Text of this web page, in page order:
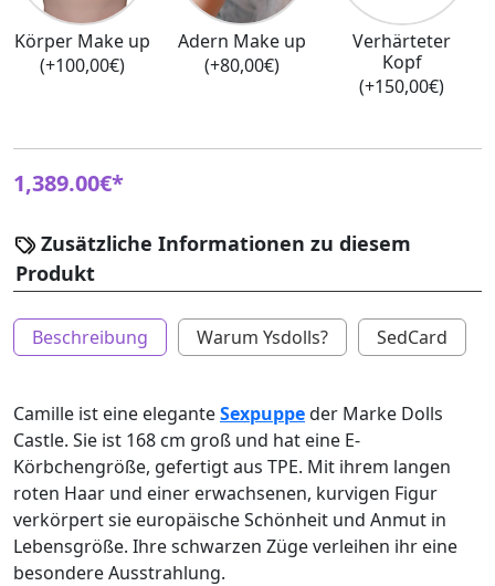
Körper Make up
(+100,00€)
Adern Make up
(+80,00€)
Verhärteter
Kopf
(+150,00€)
1,389.00€*
Zusätzliche Informationen zu diesem
Produkt
Beschreibung Warum Ysdolls? SedCard
Camille ist eine eleganteSexpuppeder Marke Dolls
Castle. Sie ist 168 cm groß und hat eine E-
Körbchengröße, gefertigt aus TPE. Mit ihrem langen
roten Haar und einer erwachsenen, kurvigen Figur
verkörpert sie europäische Schönheit und Anmut in
Lebensgröße. Ihre schwarzen Züge verleihen ihr eine
besondere Ausstrahlung.